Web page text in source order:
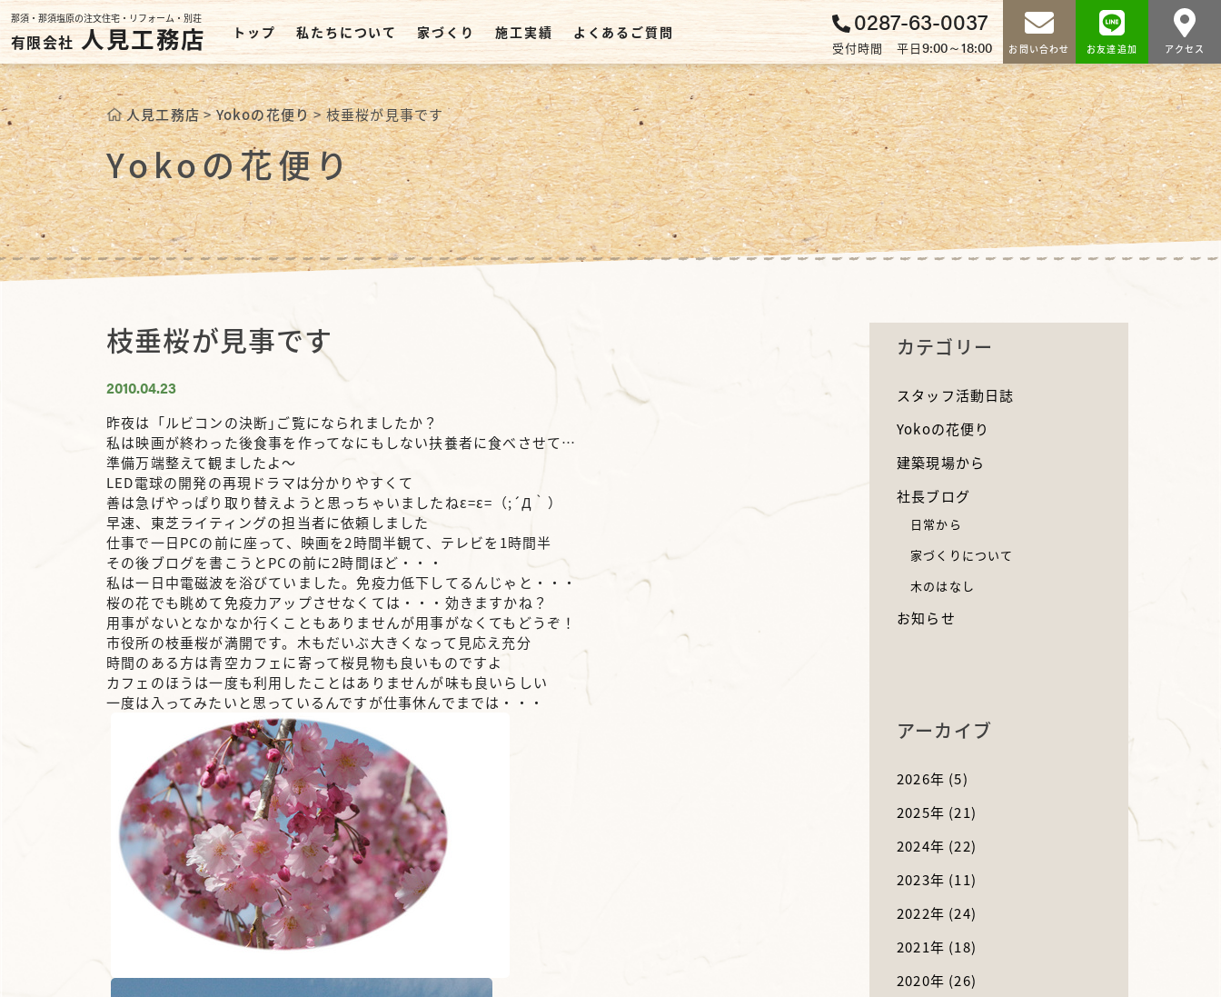
那須・那須塩原の注文住宅・リフォーム・別荘
有限会社 人見工務店 トップ 私たちについて 家づくり 施工実績 よくあるご質問 0287-63-0037
受付時間 平日9:00～18:00 お問い合わせ お友達追加 アクセス
人見工務店>Yokoの花便り>枝垂桜が見事です
Yokoの花便り
枝垂桜が見事です
2010.04.23
昨夜は「ルビコンの決断｣ご覧になられましたか？
私は映画が終わった後食事を作ってなにもしない扶養者に食べさせて…
準備万端整えて観ましたよ～
LED電球の開発の再現ドラマは分かりやすくて
善は急げやっぱり取り替えようと思っちゃいましたねε=ε=（;´Д｀）
早速、東芝ライティングの担当者に依頼しました
仕事で一日PCの前に座って、映画を2時間半観て、テレビを1時間半
その後ブログを書こうとPCの前に2時間ほど・・・
私は一日中電磁波を浴びていました。免疫力低下してるんじゃと・・・
桜の花でも眺めて免疫力アップさせなくては・・・効きますかね？
用事がないとなかなか行くこともありませんが用事がなくてもどうぞ！
市役所の枝垂桜が満開です。木もだいぶ大きくなって見応え充分
時間のある方は青空カフェに寄って桜見物も良いものですよ
カフェのほうは一度も利用したことはありませんが味も良いらしい
一度は入ってみたいと思っているんですが仕事休んでまでは・・・
カテゴリー
スタッフ活動日誌
Yokoの花便り
建築現場から
社長ブログ
日常から
家づくりについて
木のはなし
お知らせ
アーカイブ
2026年 (5)
2025年 (21)
2024年 (22)
2023年 (11)
2022年 (24)
2021年 (18)
2020年 (26)